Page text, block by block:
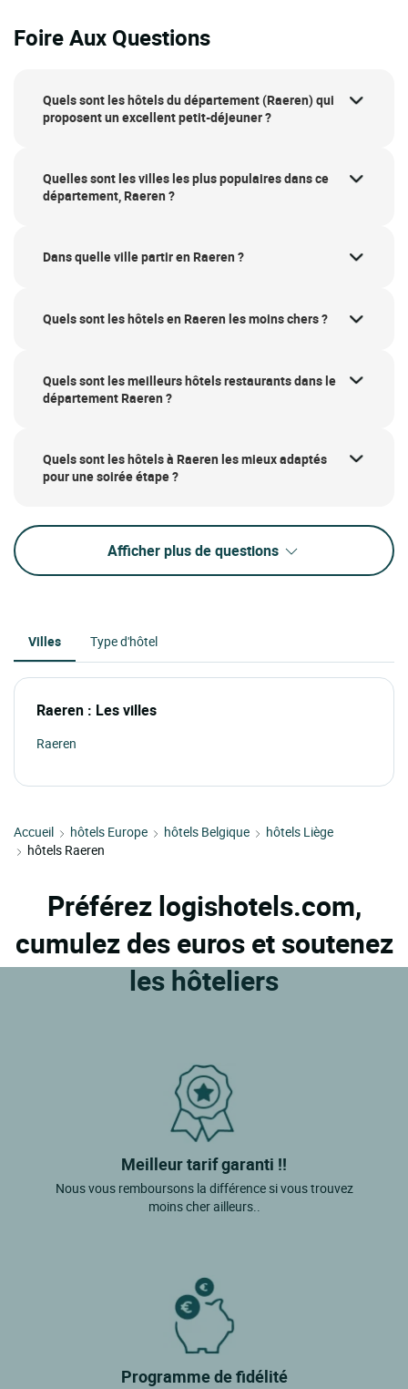
Foire Aux Questions
Quels sont les hôtels du département (Raeren) qui
proposent un excellent petit-déjeuner ?
Quelles sont les villes les plus populaires dans ce
département, Raeren ?
Dans quelle ville partir en Raeren ?
Quels sont les hôtels en Raeren les moins chers ?
Quels sont les meilleurs hôtels restaurants dans le
département Raeren ?
Quels sont les hôtels à Raeren les mieux adaptés
pour une soirée étape ?
Afficher plus de questions
Villes Type d'hôtel
Raeren : Les villes
Raeren
Accueil hôtels Europe hôtels Belgique
hôtels Liège
hôtels Raeren
Préférez logishotels.com,
cumulez des euros et soutenez
les hôteliers
Meilleur tarif garanti !!
Nous vous remboursons la différence si vous trouvez
moins cher ailleurs..
Programme de fidélité